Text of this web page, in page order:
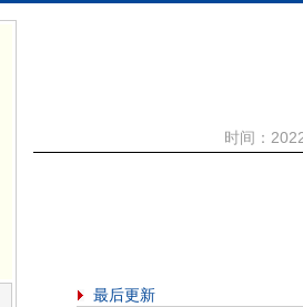
时间：
最后更新